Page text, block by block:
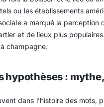
ou les établissements
a marqué la perception
et de lieux plus
champagne.
hypothèses :
dans l’histoire des mots,